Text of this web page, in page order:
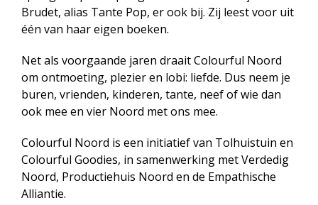
Brudet, alias Tante Pop, er ook bij. Zij leest voor uit
één van haar eigen boeken.
Net als voorgaande jaren draait Colourful Noord
om ontmoeting, plezier en lobi: liefde. Dus neem je
buren, vrienden, kinderen, tante, neef of wie dan
ook mee en vier Noord met ons mee.
Colourful Noord is een initiatief van Tolhuistuin en
Colourful Goodies, in samenwerking met Verdedig
Noord, Productiehuis Noord en de Empathische
Alliantie.